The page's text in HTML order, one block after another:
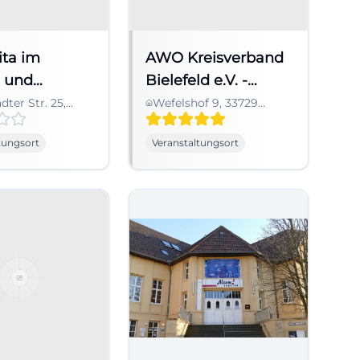
im
und
Brake
Str. 25,
AWO Kreisverband
Bielefeld e.V. -
Wohnen mit
Versorgungssicherheit
Wefelshof 9, 33729
Bielefeld, Deutschland
Veranstaltungsort